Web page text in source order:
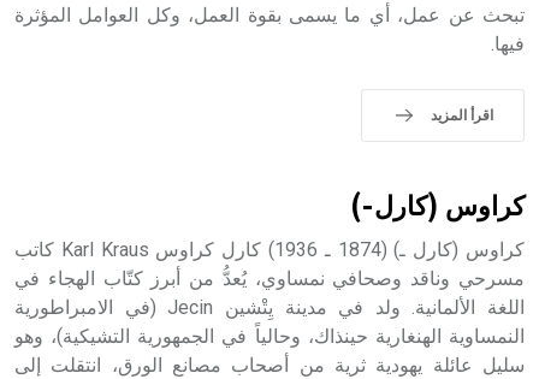
- هل تعلم أن الأبجدية الكنعانية تتألف من /22/ علامة كتابية
تبحث عن عمل، أي ما يسمى بقوة العمل، وكل العوامل المؤثرة
فيها.
اقرأ المزيد
كراوس (كارل-)
كراوس (كارل ـ) (1874 ـ 1936) كارل كراوس Karl Kraus كاتب
مسرحي وناقد وصحافي نمساوي، يُعدُّ من أبرز كتّاب الهجاء في
اللغة الألمانية. ولد في مدينة يِتْشين Jecin (في الامبراطورية
النمساوية الهنغارية حينذاك، وحالياً في الجمهورية التشيكية)، وهو
سليل عائلة يهودية ثرية من أصحاب مصانع الورق، انتقلت إلى